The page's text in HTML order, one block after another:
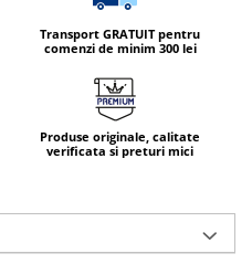
Transport GRATUIT pentru
comenzi de minim 300 lei
Produse originale, calitate
verificata si preturi mici